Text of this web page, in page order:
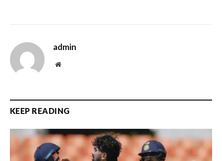
admin
Website
KEEP READING